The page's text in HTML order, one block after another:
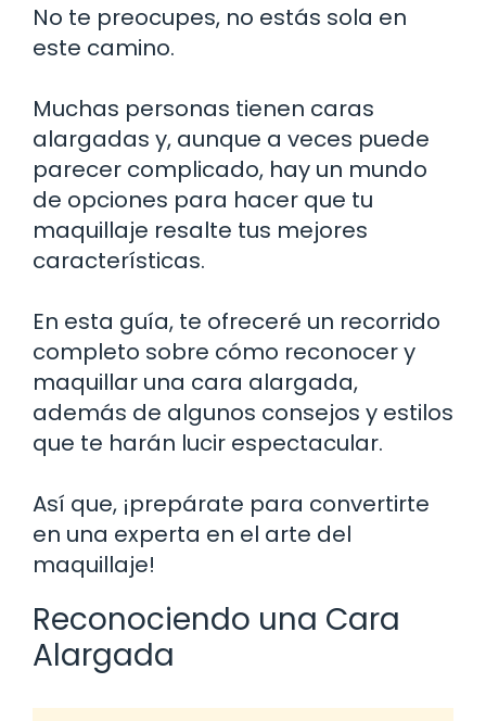
No te preocupes, no estás sola en
este camino.
Muchas personas tienen caras
alargadas y, aunque a veces puede
parecer complicado, hay un mundo
de opciones para hacer que tu
maquillaje resalte tus mejores
características.
En esta guía, te ofreceré un recorrido
completo sobre cómo reconocer y
maquillar una cara alargada,
además de algunos consejos y estilos
que te harán lucir espectacular.
Así que, ¡prepárate para convertirte
en una experta en el arte del
maquillaje!
Reconociendo una Cara
Alargada